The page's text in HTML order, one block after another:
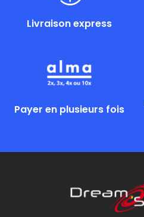
Livraison express
Payer en plusieurs fois